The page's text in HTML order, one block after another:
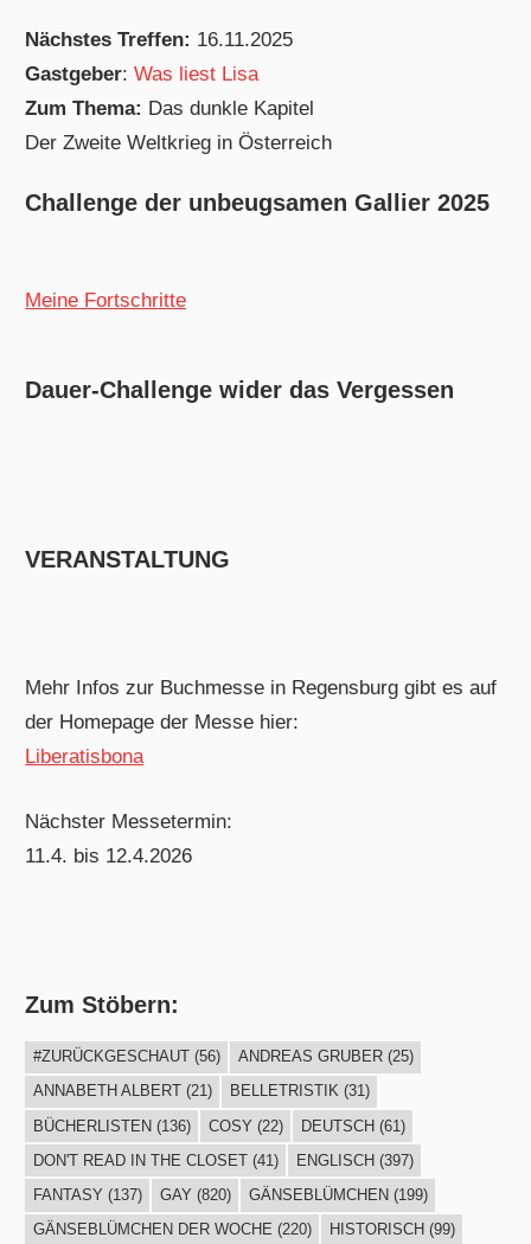
Nächstes Treffen: 16.11.2025
Gastgeber:Was liest Lisa
Zum Thema: Das dunkle Kapitel
Der Zweite Weltkrieg in Österreich
Challenge der unbeugsamen Gallier 2025
Meine Fortschritte
Dauer-Challenge wider das Vergessen
VERANSTALTUNG
Mehr Infos zur Buchmesse in Regensburg gibt es auf
der Homepage der Messe hier:
Liberatisbona
Nächster Messetermin:
11.4. bis 12.4.2026
Zum Stöbern:
#ZURÜCKGESCHAUT(56) ANDREAS GRUBER(25)
ANNABETH ALBERT(21) BELLETRISTIK(31)
BÜCHERLISTEN(136) COSY (22) DEUTSCH(61)
DON'T READ IN THE CLOSET(41) ENGLISCH (397)
FANTASY (137) GAY (820) GÄNSEBLÜMCHEN (199)
GÄNSEBLÜMCHEN DER WOCHE (220) HISTORISCH (99)